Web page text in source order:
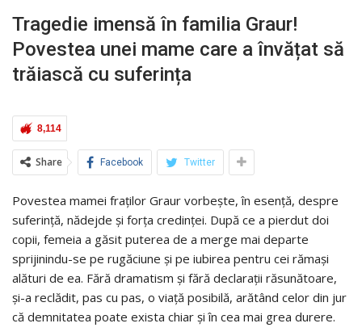
Tragedie imensă în familia Graur!
Povestea unei mame care a învățat să
trăiască cu suferința
8,114
Share Facebook Twitter
Povestea mamei fraților Graur vorbește, în esență, despre
suferință, nădejde și forța credinței. După ce a pierdut doi
copii, femeia a găsit puterea de a merge mai departe
sprijinindu-se pe rugăciune și pe iubirea pentru cei rămași
alături de ea. Fără dramatism și fără declarații răsunătoare,
și-a reclădit, pas cu pas, o viață posibilă, arătând celor din jur
că demnitatea poate exista chiar și în cea mai grea durere.